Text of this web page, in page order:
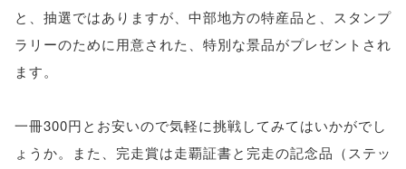
と、抽選ではありますが、中部地方の特産品と、スタンプ
ラリーのために用意された、特別な景品がプレゼントされ
ます。
一冊300円とお安いので気軽に挑戦してみてはいかがでし
ょうか。また、完走賞は走覇証書と完走の記念品（ステッ